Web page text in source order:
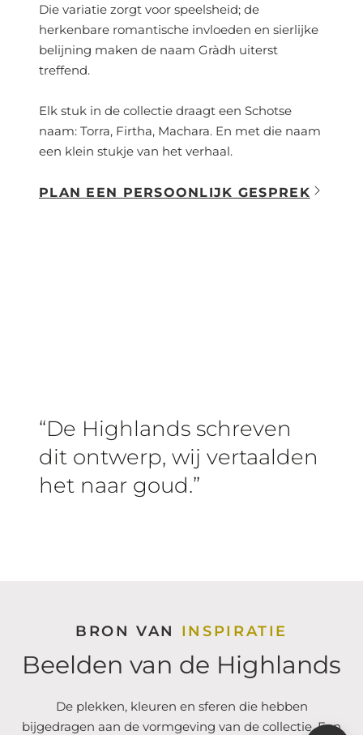
Die variatie zorgt voor speelsheid; de
herkenbare romantische invloeden en sierlijke
belijning maken de naam Gràdh uiterst
treffend.
Elk stuk in de collectie draagt een Schotse
naam: Torra, Firtha, Machara. En met die naam
een klein stukje van het verhaal.
PLAN EEN PERSOONLIJK GESPREK
“De Highlands schreven
dit ontwerp, wij vertaalden
het naar goud.”
BRON VAN INSPIRATIE
Beelden van de Highlands
De plekken, kleuren en sferen die hebben
bijgedragen aan de vormgeving van de collectie. Een